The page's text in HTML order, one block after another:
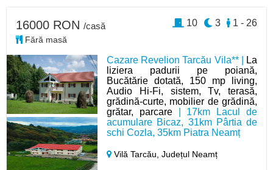
Cazare Revelion Tarcău Vila** |
La
liziera padurii pe poiană,
Bucătărie dotată, 150 mp living,
Audio Hi-Fi, sistem, Tv, terasă,
grădină-curte, mobilier de grădină,
grătar, parcare| 17km Lacul de
acumulare Bicaz, 31km Pârtia de
schi Cozla, 35km Piatra Neamț
Vilă Tarcău,Județul Neamț
16000 RON /casă
Fără masă
1 - 26
3
10